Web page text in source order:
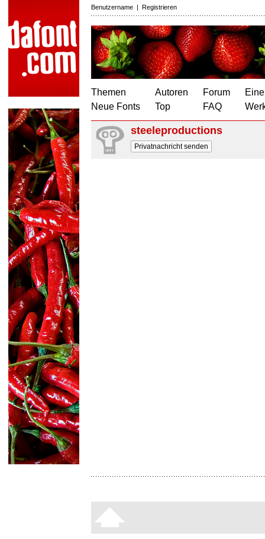
Benutzername | Registrieren
Themen
Neue Fonts
Autoren
Top
Forum
FAQ
steeleproductions
Privatnachricht senden